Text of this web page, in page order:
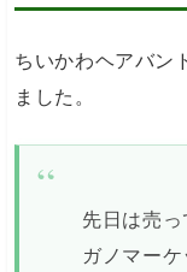
ちいかわヘアバン
ました。
先日は売
ガノマーケ